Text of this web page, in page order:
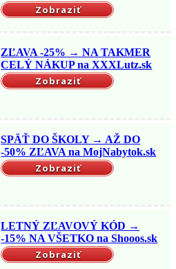
Zobraziť
ZĽAVA -25% → NA TAKMER
CELÝ NÁKUP na XXXLutz.sk
Zobraziť
SPÄŤ DO ŠKOLY → AŽ DO
-50% ZĽAVA na MojNabytok.sk
Zobraziť
LETNÝ ZĽAVOVÝ KÓD →
-15% NA VŠETKO na Shooos.sk
Zobraziť